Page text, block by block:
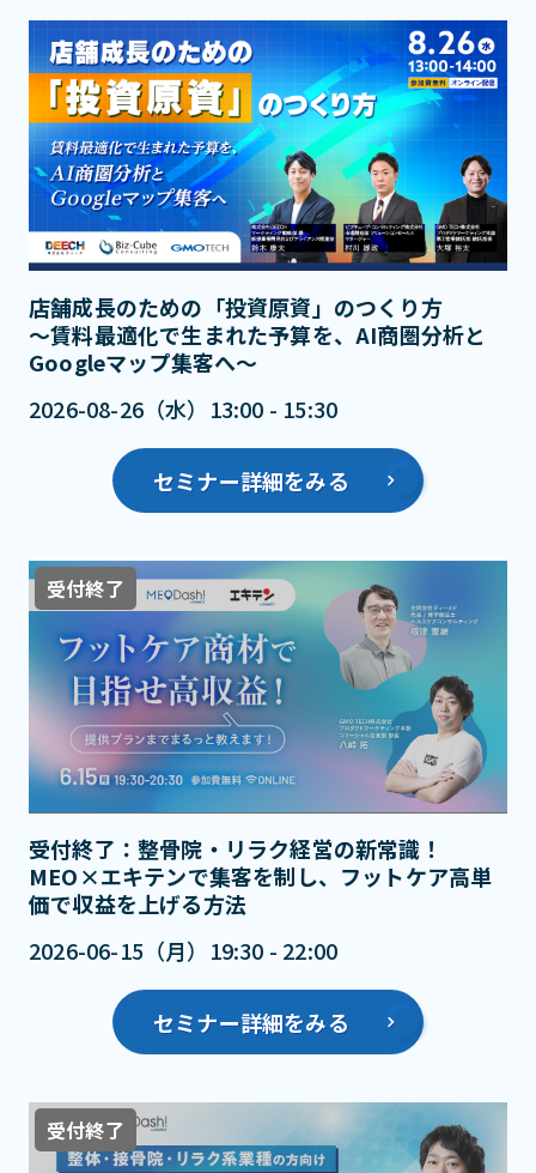
店舗成長のための「投資原資」のつくり方
～賃料最適化で生まれた予算を、AI商圏分析と
Googleマップ集客へ～
2026-08-26（水）13:00 - 15:30
セミナー詳細をみる
受付終了：整骨院・リラク経営の新常識！
MEO×エキテンで集客を制し、フットケア高単
価で収益を上げる方法
2026-06-15（月）19:30 - 22:00
セミナー詳細をみる